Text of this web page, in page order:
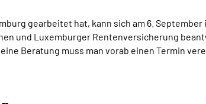
gearbeitet hat, kann sich am 6.
und Luxemburger Rentenversicherung
Beratung muss man vorab einen Termin